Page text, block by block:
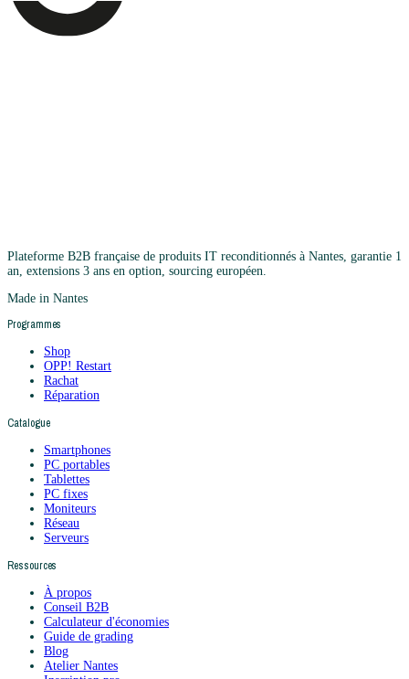
Plateforme B2B française de produits IT reconditionnés à Nantes, garantie 1
an, extensions 3 ans en option, sourcing européen.
Made in Nantes
Programmes
Shop
OPP! Restart
Rachat
Réparation
Catalogue
Smartphones
PC portables
Tablettes
PC fixes
Moniteurs
Réseau
Serveurs
Ressources
À propos
Conseil B2B
Calculateur d'économies
Guide de grading
Blog
Atelier Nantes